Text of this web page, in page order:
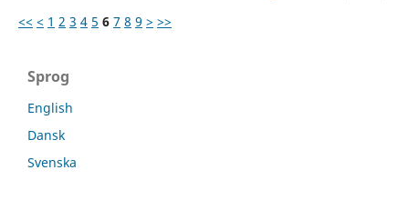
<< < 1 2 3 4 5 6 7 8 9 > >>
Sprog
English
Dansk
Svenska